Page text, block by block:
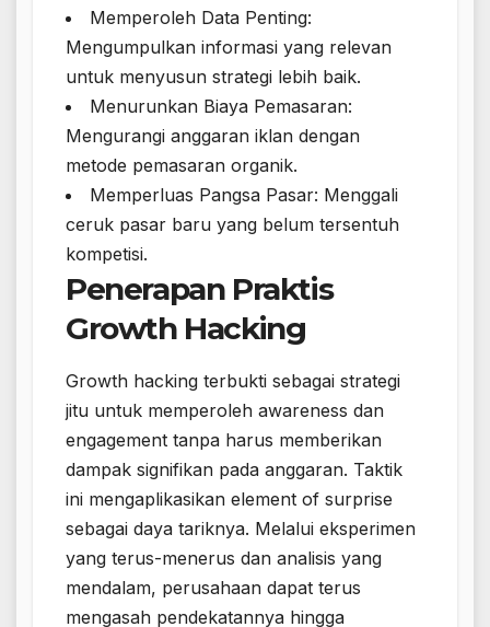
Memperoleh Data Penting:
Mengumpulkan informasi yang relevan
untuk menyusun strategi lebih baik.
Menurunkan Biaya Pemasaran:
Mengurangi anggaran iklan dengan
metode pemasaran organik.
Memperluas Pangsa Pasar: Menggali
ceruk pasar baru yang belum tersentuh
kompetisi.
Penerapan Praktis
Growth Hacking
Growth hacking terbukti sebagai strategi
jitu untuk memperoleh awareness dan
engagement tanpa harus memberikan
dampak signifikan pada anggaran. Taktik
ini mengaplikasikan element of surprise
sebagai daya tariknya. Melalui eksperimen
yang terus-menerus dan analisis yang
mendalam, perusahaan dapat terus
mengasah pendekatannya hingga